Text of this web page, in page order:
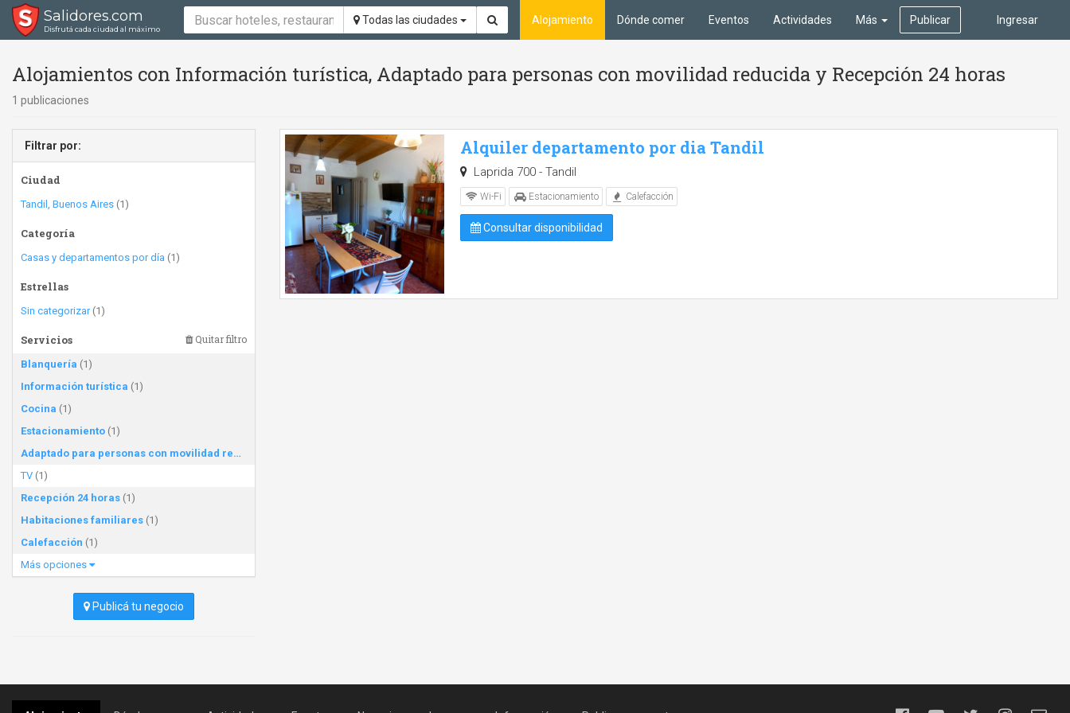
Salidores.com
Disfrutá cada ciudad al máximo
Todas las ciudades Ingresar
Alojamiento Dónde comer Eventos Actividades Más Publicar
Alojamientos con Información turística, Adaptado para personas con movilidad reducida y Recepción 24 horas
1 publicaciones
Filtrar por:
Ciudad
Tandil, Buenos Aires (1)
Categoría
Casas y departamentos por día (1)
Estrellas
Sin categorizar(1)
Servicios Quitar filtro
Blanquería (1)
Información turística (1)
Cocina (1)
Estacionamiento (1)
Adaptado para personas con movilidad reducida
TV (1)
Recepción 24 horas (1)
Habitaciones familiares (1)
Calefacción (1)
Más opciones
Publicá tu negocio
Alquiler departamento por dia Tandil
Laprida 700 - Tandil
Wi-Fi Estacionamiento Calefacción
Consultar disponibilidad